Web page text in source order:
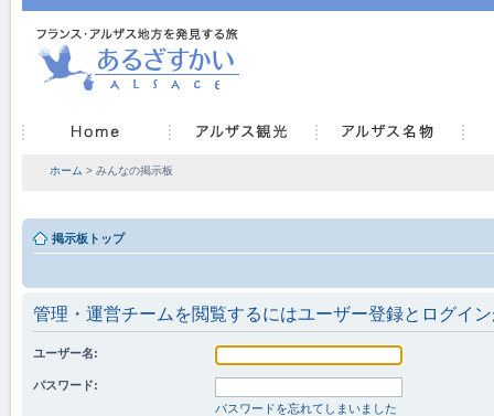
ホーム > みんなの掲示板
掲示板トップ
管理・運営チームを閲覧するにはユーザー登録とログイ
ユーザー名:
パスワード:
パスワードを忘れてしまいました